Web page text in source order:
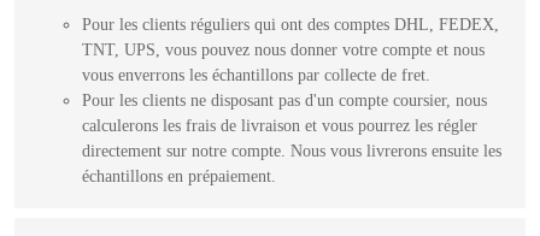
Pour les clients réguliers qui ont des comptes DHL, FEDEX,
TNT, UPS, vous pouvez nous donner votre compte et nous
vous enverrons les échantillons par collecte de fret.
Pour les clients ne disposant pas d'un compte coursier, nous
calculerons les frais de livraison et vous pourrez les régler
directement sur notre compte. Nous vous livrerons ensuite les
échantillons en prépaiement.